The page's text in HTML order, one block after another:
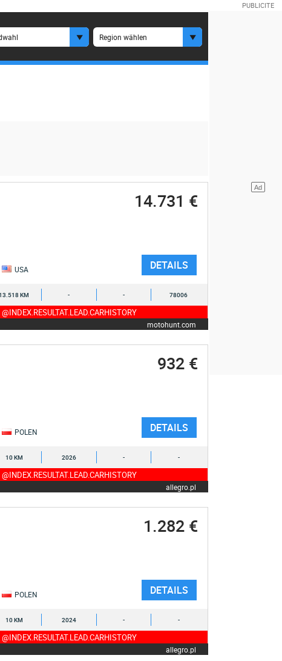
Region wählen
14.731 €
USA DETAILS
KM - - 78006
@INDEX.RESULTAT.LEAD.CARHISTORY
motohunt.com
932 €
POLEN DETAILS
10 KM 2026 - -
@INDEX.RESULTAT.LEAD.CARHISTORY
allegro.pl
1.282 €
POLEN DETAILS
10 KM 2024 - -
@INDEX.RESULTAT.LEAD.CARHISTORY
allegro.pl